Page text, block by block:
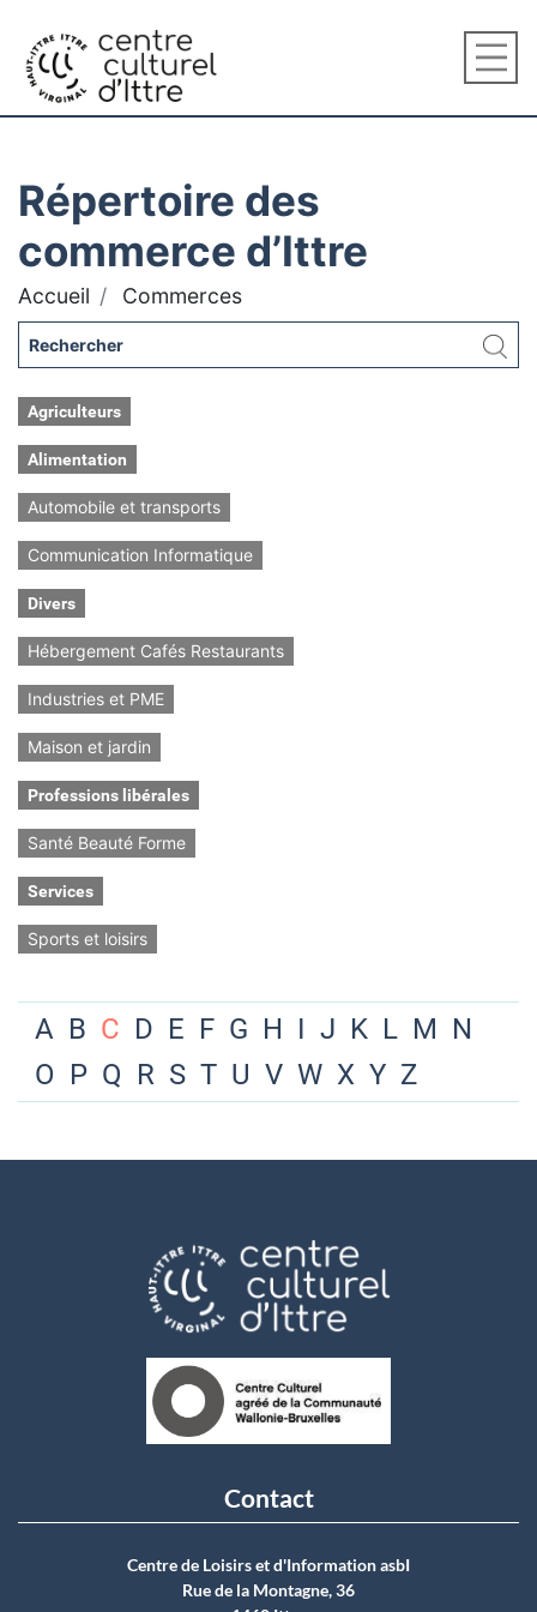
Répertoire des
commerce d’Ittre
Accueil Commerces
Agriculteurs
Alimentation
Automobile et transports
Communication Informatique
Divers
Hébergement Cafés Restaurants
Industries et PME
Maison et jardin
Professions libérales
Santé Beauté Forme
Services
Sports et loisirs
A B C D E F G H I J K L M N
O P Q R S T U V W X Y Z
Contact
Centre de Loisirs et d'Information asbI
Rue de la Montagne, 36